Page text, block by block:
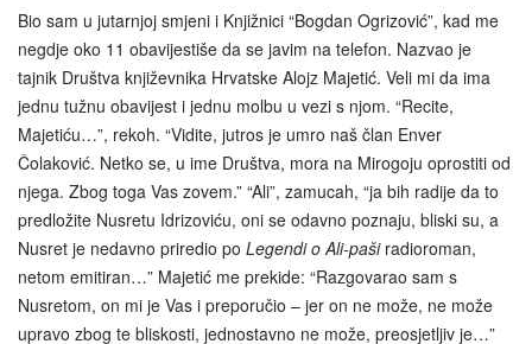
Bio sam u jutarnjoj smjeni i Knjižnici “Bogdan Ogrizović”, kad me
negdje oko 11 obavijestiše da se javim na telefon. Nazvao je
tajnik Društva književnika Hrvatske Alojz Majetić. Veli mi da ima
jednu tužnu obavijest i jednu molbu u vezi s njom. “Recite,
Majetiću…”, rekoh. “Vidite, jutros je umro naš član Enver
Čolaković. Netko se, u ime Društva, mora na Mirogoju oprostiti od
njega. Zbog toga Vas zovem.” “Ali”, zamucah, “ja bih radije da to
predložite Nusretu Idrizoviću, oni se odavno poznaju, bliski su, a
Nusret je nedavno priredio po Legendi o Ali-paširadioroman,
netom emitiran…” Majetić me prekide: “Razgovarao sam s
Nusretom, on mi je Vas i preporučio – jer on ne može, ne može
upravo zbog te bliskosti, jednostavno ne može, preosjetljiv je…”